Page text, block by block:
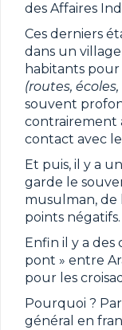
des Affaires
Ces derniers
dans un
habitants
(routes,
souvent
contrairement
contact avec
Et puis, il y a
garde le
musulman,
points négatifs.
Enfin il y a
pont » entre
pour les
Pourquoi ?
général en